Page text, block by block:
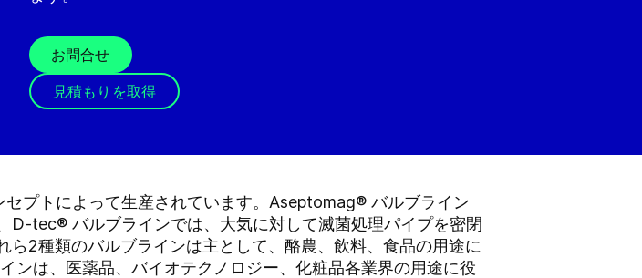
お問合せ
見積もりを取得
プトによって生産されています。Aseptomag® バルブライン
D-tec® バルブラインでは、大気に対して滅菌処理パイプを密閉
2種類のバルブラインは主として、酪農、飲料、食品の用途に
ンは、医薬品、バイオテクノロジー、化粧品各業界の用途に役